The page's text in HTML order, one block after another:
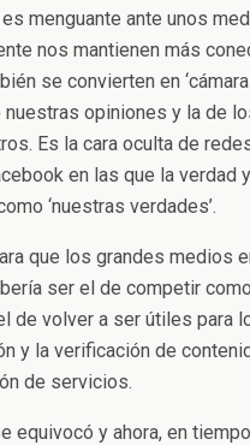
menguante ante unos
nos mantienen más
se convierten en
nuestras opiniones y la de
Es la cara oculta de
en las que la verdad
‘nuestras verdades’.
que los grandes medios
ser el de competir
de volver a ser útiles para
y la verificación de
de servicios.
equivocó y ahora, en